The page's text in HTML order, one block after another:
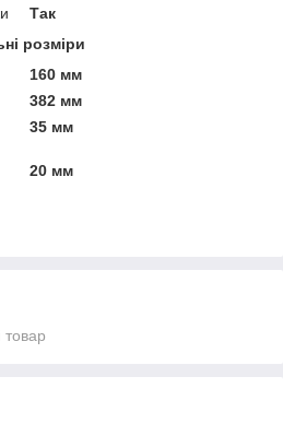
Так
розміри
160 мм
382 мм
35 мм
20 мм
товар